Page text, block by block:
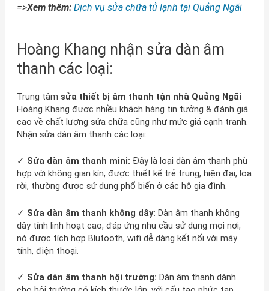
=>Xem thêm: Dịch vụ sửa chữa tủ lạnh tại Quảng Ngãi
Hoàng Khang nhận sửa dàn âm
thanh các loại:
Trung tâm sửa thiết bị âm thanh tận nhà Quảng Ngãi
Hoàng Khang được nhiều khách hàng tin tưởng & đánh giá
cao về chất lượng sửa chữa cũng như mức giá cạnh tranh.
Nhận sửa dàn âm thanh các loại:
✓ Sửa dàn âm thanh mini: Đây là loại dàn âm thanh phù
hợp với không gian kín, được thiết kế trẻ trung, hiện đại, loa
rời, thường được sử dụng phổ biến ở các hộ gia đình.
✓ Sửa dàn âm thanh không dây: Dàn âm thanh không
dây tính linh hoạt cao, đáp ứng nhu cầu sử dụng mọi nơi,
nó được tích hợp Blutooth, wifi dễ dàng kết nối với máy
tính, điện thoại.
✓ Sửa dàn âm thanh hội trường: Dàn âm thanh dành